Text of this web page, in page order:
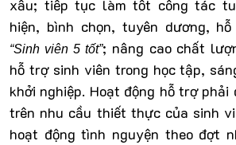
xấu; tiếp tục làm tốt công tác
hiện, bình chọn, tuyên dương,
“Sinh viên 5 tốt”; nâng cao chất
hỗ trợ sinh viên trong học tập,
khởi nghiệp. Hoạt động hỗ trợ
trên nhu cầu thiết thực của sinh
hoạt động tình nguyện theo đợt